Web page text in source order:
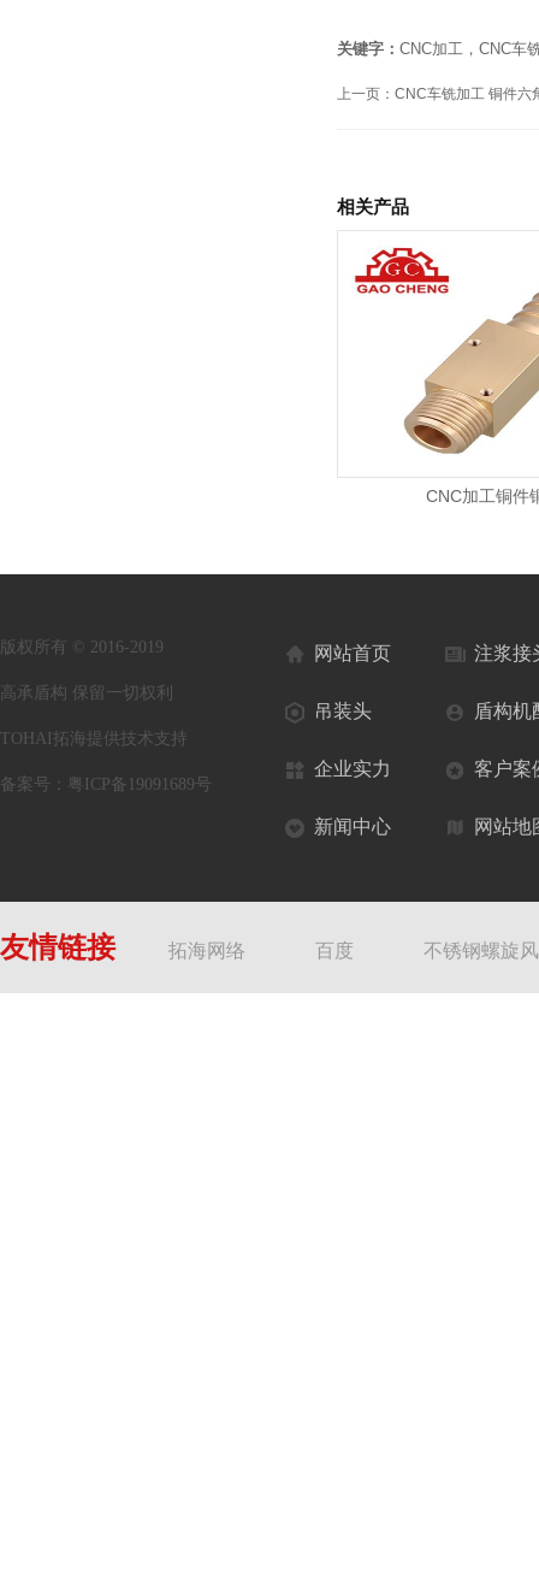
关键字： CNC加工，CNC车
上一页： CNC车铣加工 铜件六
相关产品
CNC加工铜件
版权所有 © 2016-2019
高承盾构 保留一切权利
TOHAI拓海提供技术支持
备案号： 粤ICP备19091689号
网站首页 注浆接
吊装头 盾构机
企业实力 客户案
新闻中心 网站地
友情链接 拓海网络 百度 不锈钢螺旋